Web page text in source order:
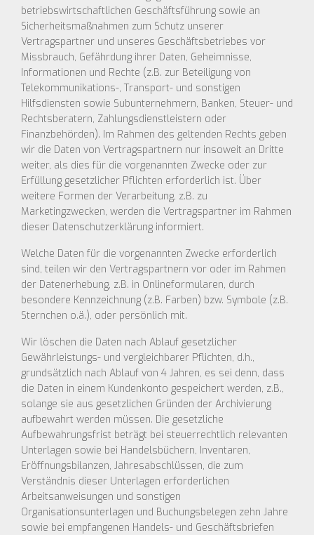
betriebswirtschaftlichen Geschäftsführung sowie an
Sicherheitsmaßnahmen zum Schutz unserer
Vertragspartner und unseres Geschäftsbetriebes vor
Missbrauch, Gefährdung ihrer Daten, Geheimnisse,
Informationen und Rechte (z.B. zur Beteiligung von
Telekommunikations-, Transport- und sonstigen
Hilfsdiensten sowie Subunternehmern, Banken, Steuer- und
Rechtsberatern, Zahlungsdienstleistern oder
Finanzbehörden). Im Rahmen des geltenden Rechts geben
wir die Daten von Vertragspartnern nur insoweit an Dritte
weiter, als dies für die vorgenannten Zwecke oder zur
Erfüllung gesetzlicher Pflichten erforderlich ist. Über
weitere Formen der Verarbeitung, z.B. zu
Marketingzwecken, werden die Vertragspartner im Rahmen
dieser Datenschutzerklärung informiert.
Welche Daten für die vorgenannten Zwecke erforderlich
sind, teilen wir den Vertragspartnern vor oder im Rahmen
der Datenerhebung, z.B. in Onlineformularen, durch
besondere Kennzeichnung (z.B. Farben) bzw. Symbole (z.B.
Sternchen o.ä.), oder persönlich mit.
Wir löschen die Daten nach Ablauf gesetzlicher
Gewährleistungs- und vergleichbarer Pflichten, d.h.,
grundsätzlich nach Ablauf von 4 Jahren, es sei denn, dass
die Daten in einem Kundenkonto gespeichert werden, z.B.,
solange sie aus gesetzlichen Gründen der Archivierung
aufbewahrt werden müssen. Die gesetzliche
Aufbewahrungsfrist beträgt bei steuerrechtlich relevanten
Unterlagen sowie bei Handelsbüchern, Inventaren,
Eröffnungsbilanzen, Jahresabschlüssen, die zum
Verständnis dieser Unterlagen erforderlichen
Arbeitsanweisungen und sonstigen
Organisationsunterlagen und Buchungsbelegen zehn Jahre
sowie bei empfangenen Handels- und Geschäftsbriefen